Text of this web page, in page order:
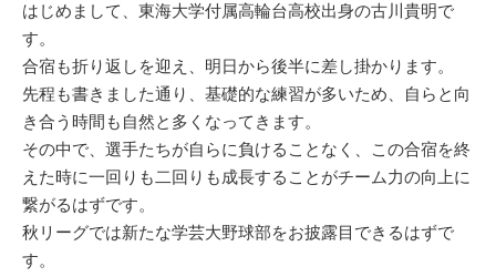
はじめまして、東海大学付属高輪台高校出身の古川貴明で
す。
合宿も折り返しを迎え、明日から後半に差し掛かります。
先程も書きました通り、基礎的な練習が多いため、自らと向
き合う時間も自然と多くなってきます。
その中で、選手たちが自らに負けることなく、この合宿を終
えた時に一回りも二回りも成長することがチーム力の向上に
繋がるはずです。
秋リーグでは新たな学芸大野球部をお披露目できるはずで
す。